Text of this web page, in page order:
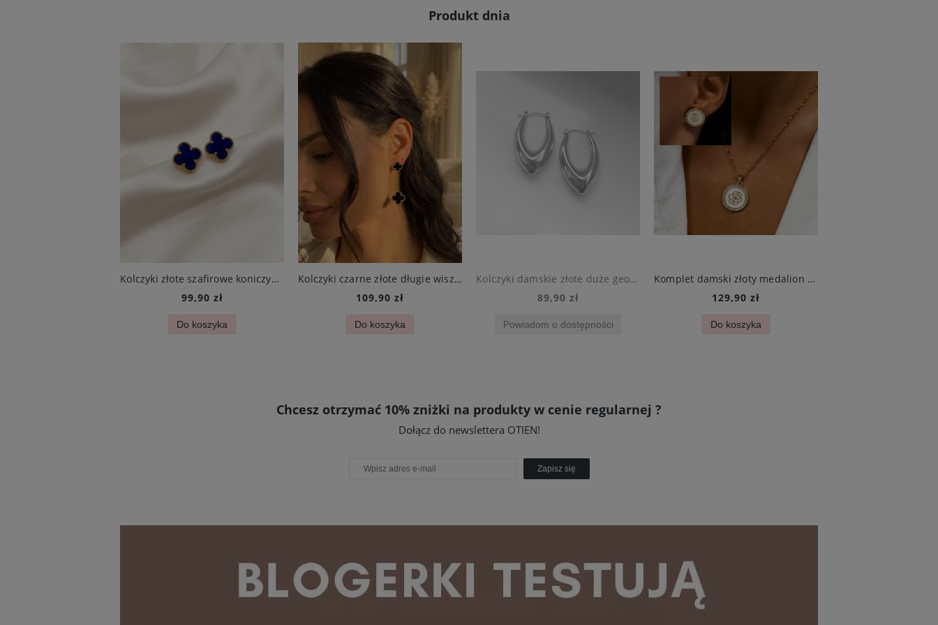
Produkt dnia
Kolczyki złote szafirowe koniczynki luksusowe mieniące się stal chirurigczna
99,90 zł
Do koszyka
Kolczyki czarne złote długie wiszące koniczynki ze stali chirurgicznej
109,90 zł
Do koszyka
Kolczyki damskie złote duże geometryczne ze stali chirurgicznej
89,90 zł
Powiadom o dostępności
Komplet damski złoty medalion biały z różą ze stali szlachetnej
129,90 zł
Do koszyka
Chcesz otrzymać 10% zniżki na produkty w cenie regularnej ?
Dołącz do newslettera OTIEN!
Zapisz się